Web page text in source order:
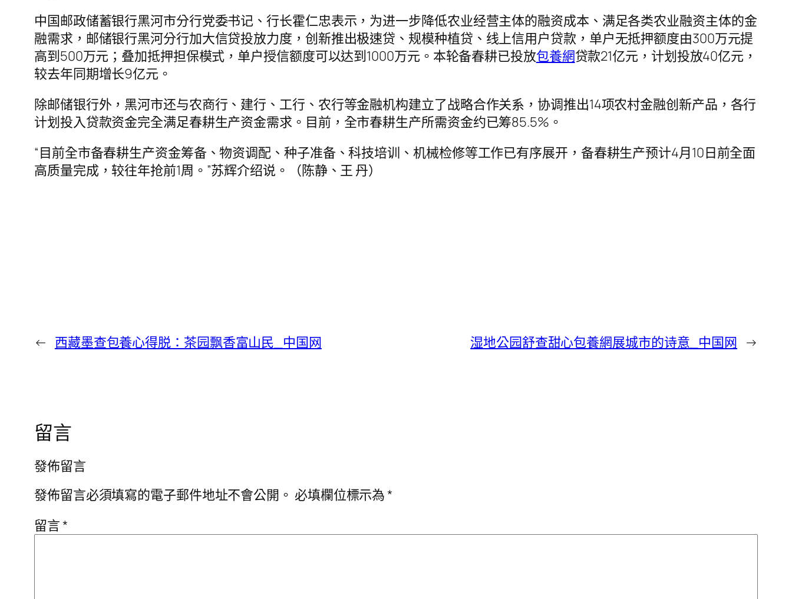
中国邮政储蓄银行黑河市分行党委书记、行长霍仁忠表示，为进一步降低农业经营主体的融资成本、满足各类农业融资主体的金
融需求，邮储银行黑河分行加大信贷投放力度，创新推出极速贷、规模种植贷、线上信用户贷款，单户无抵押额度由300万元提
高到500万元；叠加抵押担保模式，单户授信额度可以达到1000万元。本轮备春耕已投放包養網贷款21亿元，计划投放40亿元，
较去年同期增长9亿元。
除邮储银行外，黑河市还与农商行、建行、工行、农行等金融机构建立了战略合作关系，协调推出14项农村金融创新产品，各行
计划投入贷款资金完全满足春耕生产资金需求。目前，全市春耕生产所需资金约已筹85.5%。
“目前全市备春耕生产资金筹备、物资调配、种子准备、科技培训、机械检修等工作已有序展开，备春耕生产预计4月10日前全面
高质量完成，较往年抢前1周。”苏辉介绍说。（陈静、王 丹）
← 西藏墨查包養心得脱：茶园飘香富山民_中国网 湿地公园舒查甜心包養網展城市的诗意_中国网 →
留言
發佈留言
發佈留言必須填寫的電子郵件地址不會公開。 必填欄位標示為*
留言*